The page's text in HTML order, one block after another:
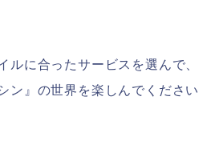
ルに合ったサービスを選んで、
ン』の世界を楽しんでください